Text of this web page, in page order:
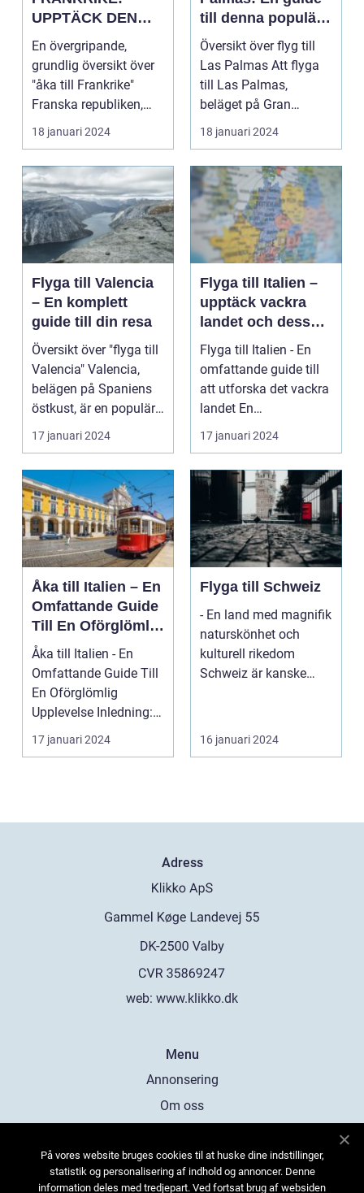
UPPTÄCK DEN
MÅNGFALDIGA
SKÖNHETEN
En övergripande,
grundlig översikt över
"åka till Frankrike"
Franska republiken,
känt som Frankrike...
18 januari 2024
till denna populära
destination
Översikt över flyg till
Las Palmas Att flyga
till Las Palmas,
beläget på Gran
Canaria i Spanien, er...
18 januari 2024
Flyga till Valencia
– En komplett
guide till din resa
Översikt över "flyga till
Valencia" Valencia,
belägen på Spaniens
östkust, är en populär
destinatio...
17 januari 2024
Flyga till Italien –
upptäck vackra
landet och dess
mångfald
Flyga till Italien - En
omfattande guide till
att utforska det vackra
landet En
övergripande, grun...
17 januari 2024
Åka till Italien – En
Omfattande Guide
Till En Oförglömlig
Upplevelse
Åka till Italien - En
Omfattande Guide Till
En Oförglömlig
Upplevelse Inledning:
Italien, ett land...
17 januari 2024
Flyga till Schweiz
- En land med magnifik
naturskönhet och
kulturell rikedom
Schweiz är kanske
16 januari 2024
Adress
web: www.klikko.dk
Menu
Annonsering
Om oss
Kontakta oss
Sitemap
På vores website bruges cookies til at huske dine indstillinger,
statistik og personalisering af indhold og annoncer. Denne
information deles med tredjepart. Ved fortsat brug af websiden